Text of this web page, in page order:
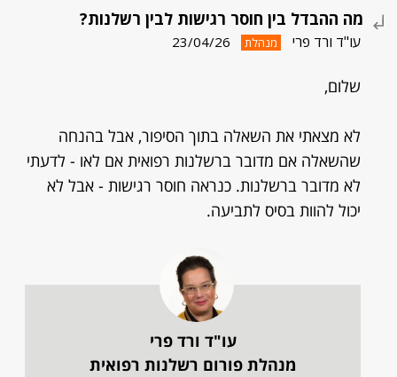
מה ההבדל בין חוסר רגישות לבין רשלנות?
עו"ד ורד פרי מנהלת 23/04/26
שלום,
לא מצאתי את השאלה בתוך הסיפור, אבל בהנחה
שהשאלה אם מדובר ברשלנות רפואית אם לאו - לדעתי
לא מדובר ברשלנות. כנראה חוסר רגישות - אבל לא
יכול להוות בסיס לתביעה.
עו"ד ורד פרי
מנהלת פורום רשלנות רפואית